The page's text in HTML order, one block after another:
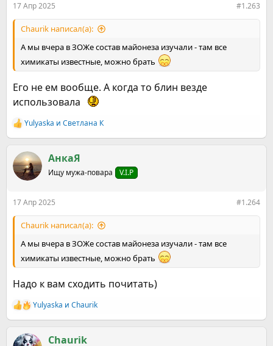
17 Апр 2025 #1.263
Chaurik написал(а):
А мы вчера в ЗОЖе состав майонеза изучали - там все
химикаты известные, можно брать
Его не ем вообще. А когда то блин везде
использовала
Р
е
к
ц
и
Yulyaska и Светлана К
АнкаЯ
Ищу мужа-повара V.I.P
17 Апр 2025 #1.264
Chaurik написал(а):
А мы вчера в ЗОЖе состав майонеза изучали - там все
химикаты известные, можно брать
Надо к вам сходить почитать)
Р
е
к
Yulyaska и Chaurik
Chaurik